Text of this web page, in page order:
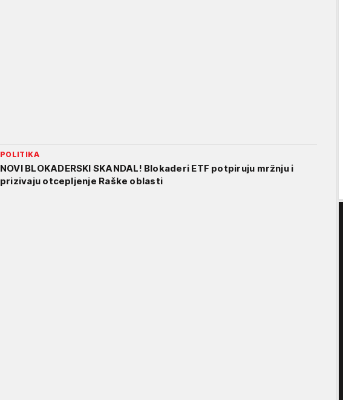
POLITIKA
NOVI BLOKADERSKI SKANDAL! Blokaderi ETF potpiruju mržnju i
prizivaju otcepljenje Raške oblasti